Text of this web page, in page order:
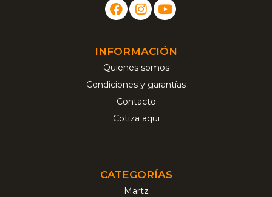
INFORMACIÓN
Quienes somos
Condiciones y garantías
Contacto
Cotiza aqui
CATEGORÍAS
Martz